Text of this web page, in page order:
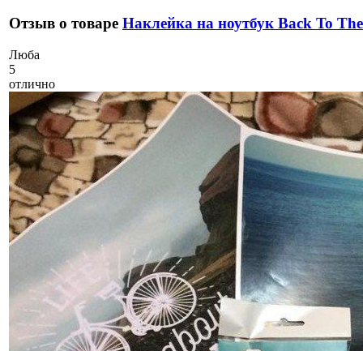
Отзыв о товаре Наклейка на ноутбук Back To
Люба
5
отлично